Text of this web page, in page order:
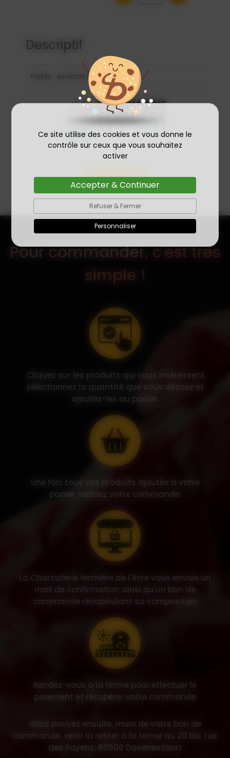
Ce site utilise des cookies et vous donne le
contrôle sur ceux que vous souhaitez
activer
Accepter & Continuer
Refuser & Fermer
Personnaliser
Descriptif
Poids : environ 150g pièce
Contact
Pour commander,c'est très
simple !
Cliquez sur les produits qui vous intéressent,
sélectionnez la quantité que vous désirez et
ajoutez-les au panier.
Une fois tous vos produits ajoutés à votre
panier, validez votre commande.
La Charcuterie fermière de l'Avre vous envoie un
mail de confirmation ainsi qu'un bon de
commande récapitulant sa composition
Rendez-vous à la ferme pour effectuer le
paiement et récupérer votre commande
Vous pouvez ensuite, muni de votre bon de
commande, venir la retirer à la ferme au 20 bis, rue
des Payens, 80500 Davenescourt